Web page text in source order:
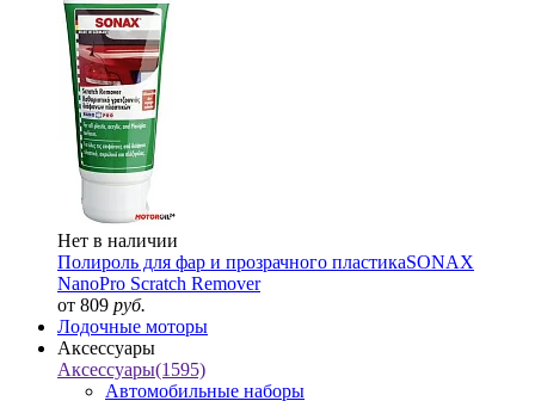
Нет в наличии
Полироль для фар и прозрачного пластикаSONAX
NanoPro Scratch Remover
от 809 руб.
Лодочные моторы
Аксессуары
Аксессуары(1595)
Автомобильные наборы